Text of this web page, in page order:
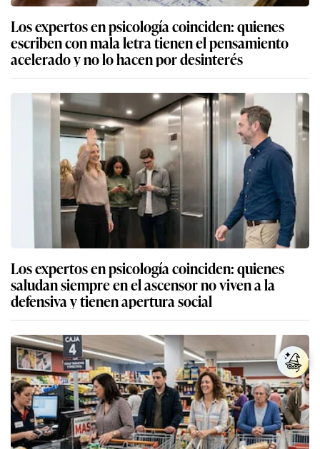
Los expertos en psicología coinciden: quienes
escriben con mala letra tienen el pensamiento
acelerado y no lo hacen por desinterés
Los expertos en psicología coinciden: quienes
saludan siempre en el ascensor no viven a la
defensiva y tienen apertura social